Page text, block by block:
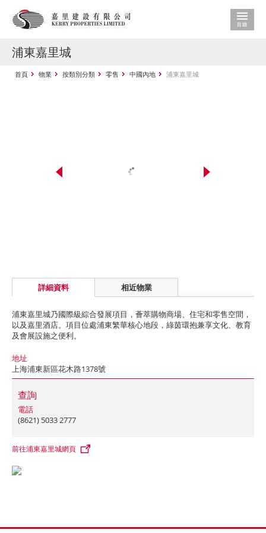
浦東嘉里城
首頁 物業 按類別分類 零售 中國內地 浦東嘉里城
詳細資料 相近物業
浦東嘉里城乃國際級綜合發展項目，薈萃購物商場、住宅和零售空間，
以及嘉里酒店。項目位處浦東繁華核心地段，綠茵環抱兼享文化、教育
及會展設施之便利。
地址
上海浦東新區花木路1378號
查詢
電話
(8621) 5033 2777
前往浦東嘉里城網頁